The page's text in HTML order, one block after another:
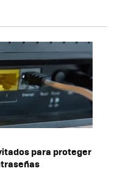
para proteger